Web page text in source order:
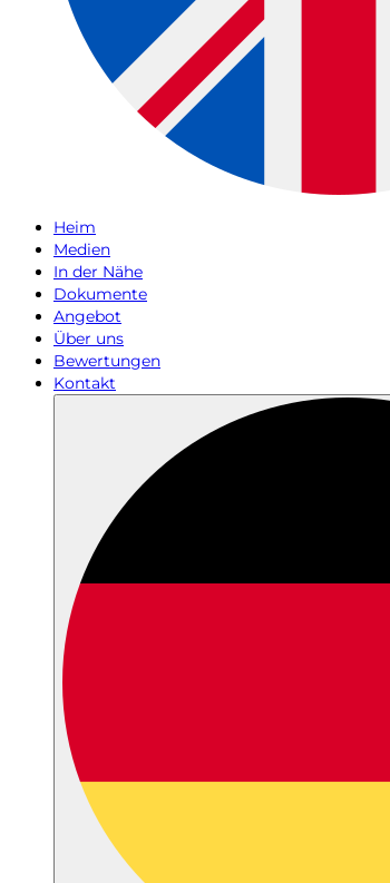
Heim
Medien
In der Nähe
Dokumente
Angebot
Über uns
Bewertungen
Kontakt